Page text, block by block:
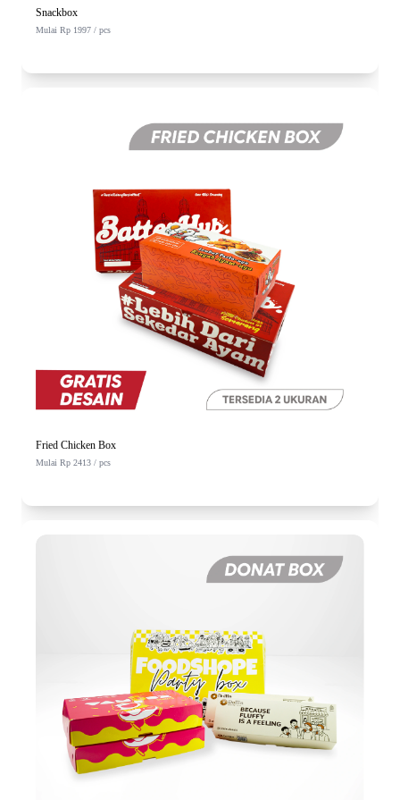
Snackbox
Mulai Rp 1997 / pcs
Fried Chicken Box
Mulai Rp 2413 / pcs